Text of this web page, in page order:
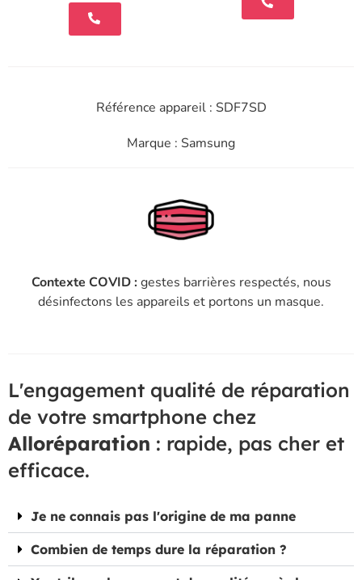
Référence appareil : SDF7SD
Marque : Samsung
Contexte COVID :gestes barrières respectés, nous
désinfectons les appareils et portons un masque.
L'engagement qualité de réparation
de votre smartphone chez
Alloréparation : rapide, pas cher et
efficace.
Je ne connais pas l'origine de ma panne
Combien de temps dure la réparation ?